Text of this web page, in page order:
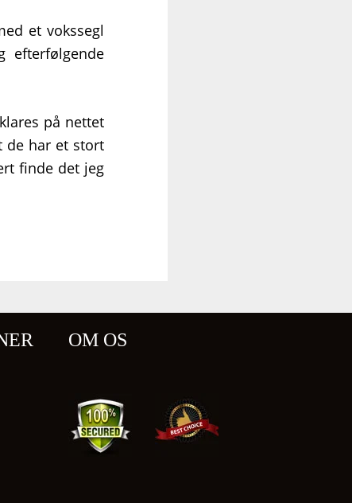
et vokssegl
efterfølgende
på nettet
de har et stort
finde det jeg
OM OS